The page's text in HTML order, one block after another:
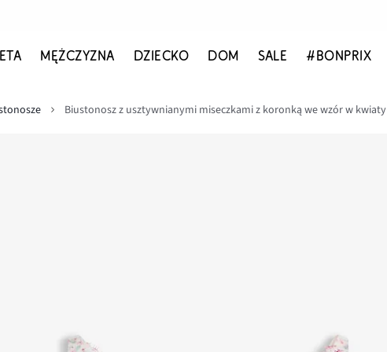
MĘŻCZYZNA DZIECKO DOM SALE #BONPRIX
Biustonosz z usztywnianymi miseczkami z koronką we wzór w kwiaty